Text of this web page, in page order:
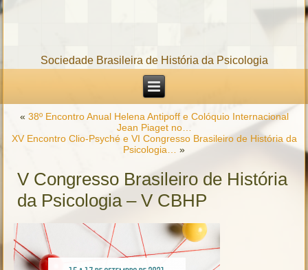
Sociedade Brasileira de História da Psicologia
« 38º Encontro Anual Helena Antipoff e Colóquio Internacional
Jean Piaget no…
XV Encontro Clio-Psyché e VI Congresso Brasileiro de História da
Psicologia…
»
V Congresso Brasileiro de História
da Psicologia – V CBHP